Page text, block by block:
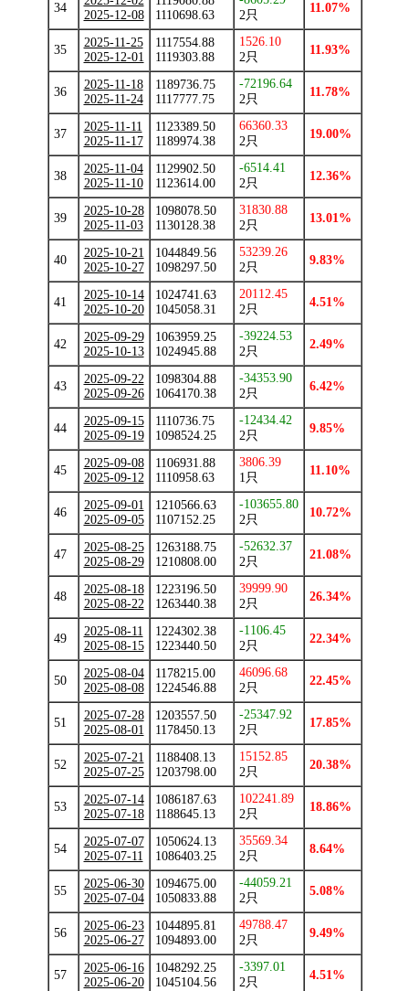
34
2025-12-08
1110698.63
2只
11.07%
35
2025-11-25
2025-12-01
1117554.88
1119303.88
1526.10
2只
11.93%
36
2025-11-18
2025-11-24
1189736.75
1117777.75
-72196.64
2只
11.78%
37
2025-11-11
2025-11-17
1123389.50
1189974.38
66360.33
2只
19.00%
38
2025-11-04
2025-11-10
1129902.50
1123614.00
-6514.41
2只
12.36%
39
2025-10-28
2025-11-03
1098078.50
1130128.38
31830.88
2只
13.01%
40
2025-10-21
2025-10-27
1044849.56
1098297.50
53239.26
2只
9.83%
41
2025-10-14
2025-10-20
1024741.63
1045058.31
20112.45
2只
4.51%
42
2025-09-29
2025-10-13
1063959.25
1024945.88
-39224.53
2只
2.49%
43
2025-09-22
2025-09-26
1098304.88
1064170.38
-34353.90
2只
6.42%
44
2025-09-15
2025-09-19
1110736.75
1098524.25
-12434.42
2只
9.85%
45
2025-09-08
2025-09-12
1106931.88
1110958.63
3806.39
1只
11.10%
46
2025-09-01
2025-09-05
1210566.63
1107152.25
-103655.80
2只
10.72%
47
2025-08-25
2025-08-29
1263188.75
1210808.00
-52632.37
2只
21.08%
48
2025-08-18
2025-08-22
1223196.50
1263440.38
39999.90
2只
26.34%
49
2025-08-11
2025-08-15
1224302.38
1223440.50
-1106.45
2只
22.34%
50
2025-08-04
2025-08-08
1178215.00
1224546.88
46096.68
2只
22.45%
51
2025-07-28
2025-08-01
1203557.50
1178450.13
-25347.92
2只
17.85%
52
2025-07-21
2025-07-25
1188408.13
1203798.00
15152.85
2只
20.38%
53
2025-07-14
2025-07-18
1086187.63
1188645.13
102241.89
2只
18.86%
54
2025-07-07
2025-07-11
1050624.13
1086403.25
35569.34
2只
8.64%
55
2025-06-30
2025-07-04
1094675.00
1050833.88
-44059.21
2只
5.08%
56
2025-06-23
2025-06-27
1044895.81
1094893.00
49788.47
2只
9.49%
57
2025-06-16
2025-06-20
1048292.25
1045104.56
-3397.01
2只
4.51%